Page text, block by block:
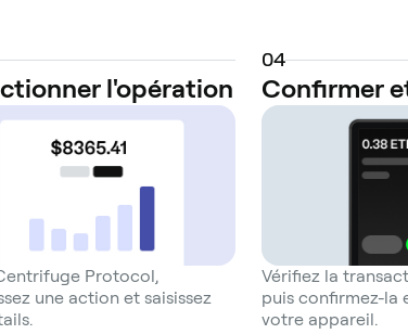
l'opération
Protocol,
une action et saisissez
04
Confirmer
Vérifiez la
puis confirmez-la
votre appareil.